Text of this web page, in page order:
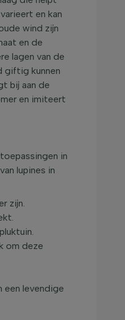
en kan
wind zijn
en de
lagen van de
giftig kunnen
bij aan de
en imiteert
in
lupines in
zijn.
om deze
een levendige